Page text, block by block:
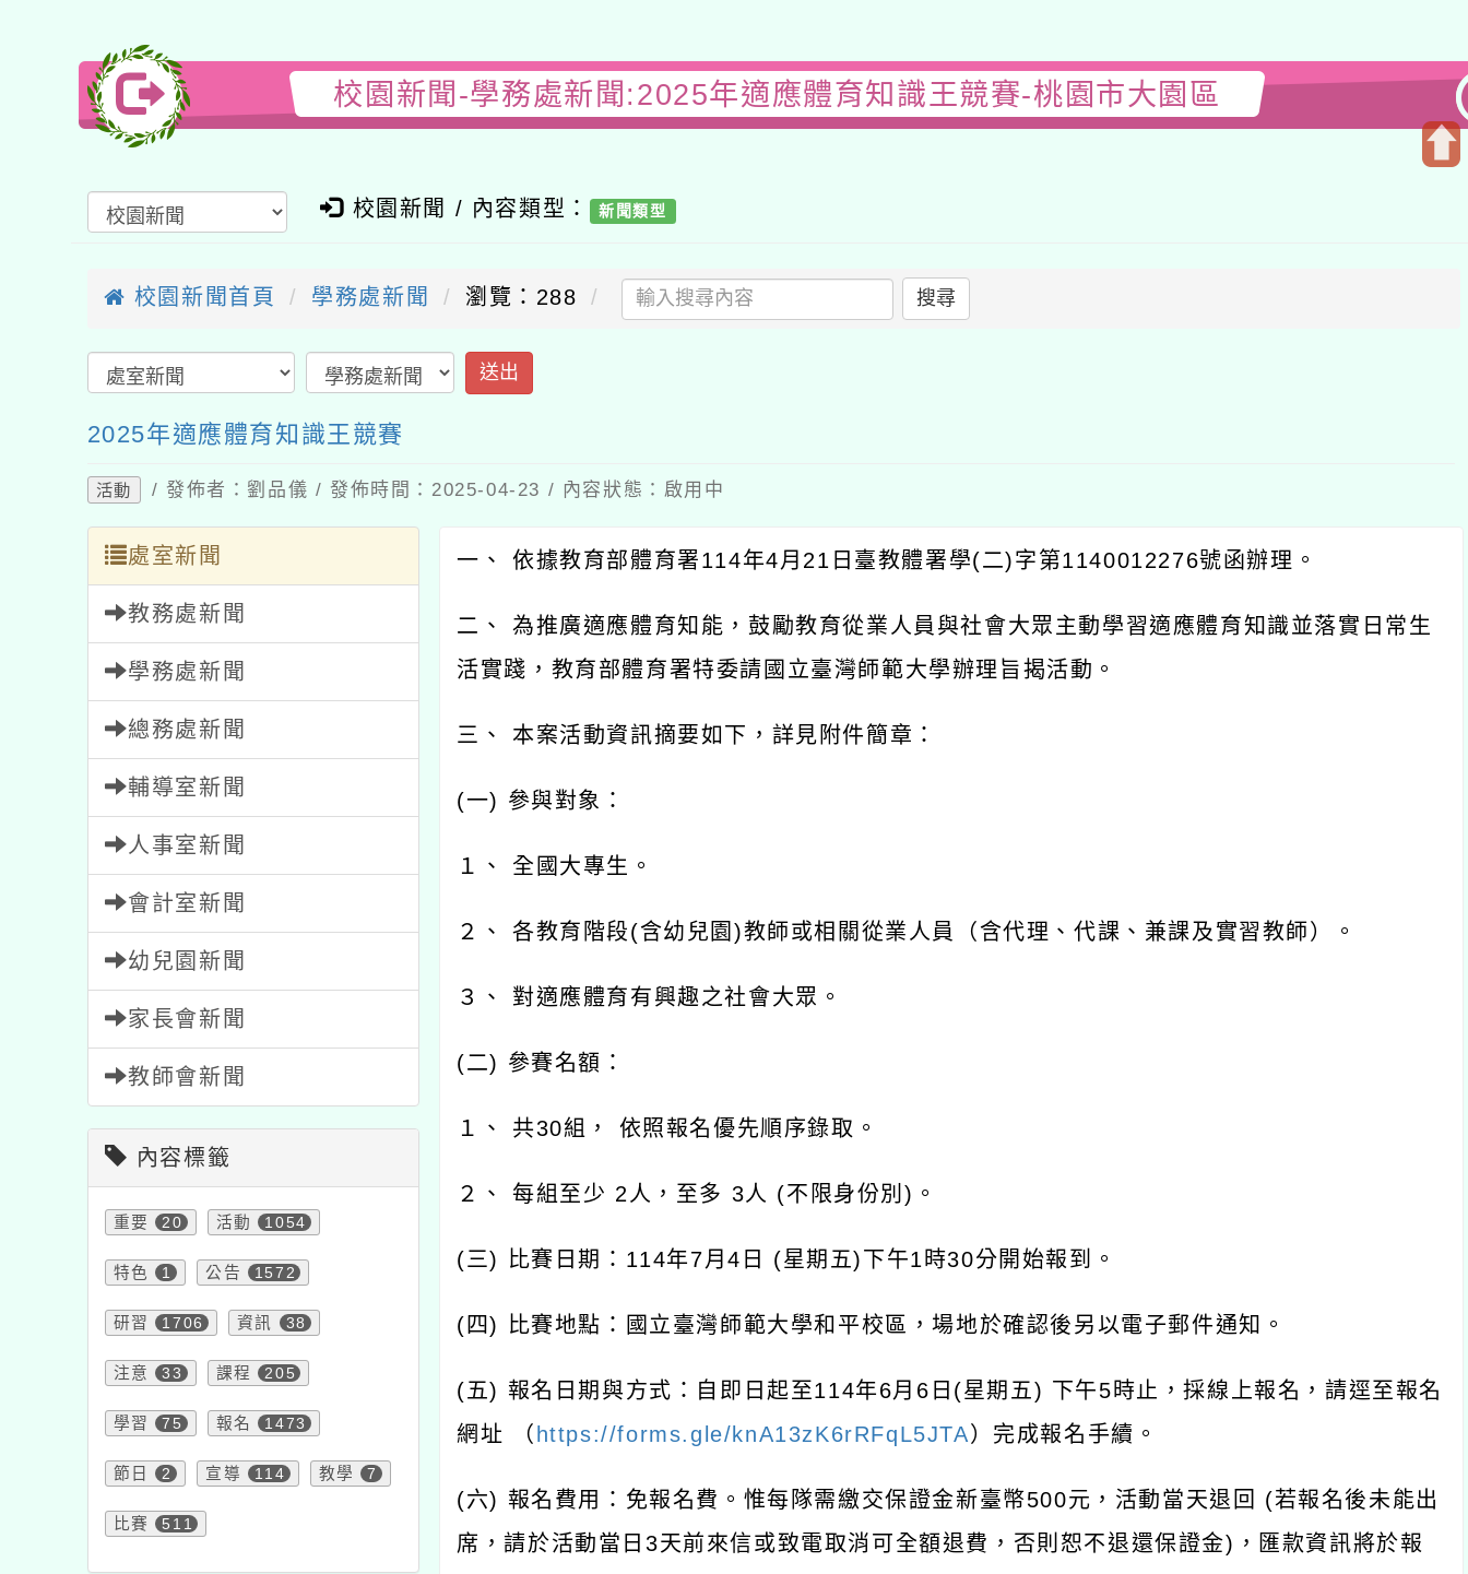
校園新聞-學務處新聞:2025年適應體育知識王競賽-桃園市大園區
校園新聞 / 內容類型： 新聞類型
校園新聞首頁 學務處新聞 瀏覽：288 搜尋
送出
2025年適應體育知識王競賽
活動 / 發佈者：劉品儀 / 發佈時間：2025-04-23 / 內容狀態：啟用中
處室新聞
教務處新聞
學務處新聞
總務處新聞
輔導室新聞
人事室新聞
會計室新聞
幼兒園新聞
家長會新聞
教師會新聞
內容標籤
重要 20 活動 1054
特色 1 公告 1572
研習 1706 資訊 38
注意 33 課程 205
學習 75 報名 1473
節日 2 宣導 114 教學 7
比賽 511
一、 依據教育部體育署114年4月21日臺教體署學(二)字第1140012276號函辦理。
二、 為推廣適應體育知能，鼓勵教育從業人員與社會大眾主動學習適應體育知識並落實日常生
活實踐，教育部體育署特委請國立臺灣師範大學辦理旨揭活動。
三、 本案活動資訊摘要如下，詳見附件簡章：
(一) 參與對象：
１、 全國大專生。
２、 各教育階段(含幼兒園)教師或相關從業人員（含代理、代課、兼課及實習教師）。
３、 對適應體育有興趣之社會大眾。
(二) 參賽名額：
１、 共30組， 依照報名優先順序錄取。
２、 每組至少 2人，至多 3人 (不限身份別)。
(三) 比賽日期：114年7月4日 (星期五)下午1時30分開始報到。
(四) 比賽地點：國立臺灣師範大學和平校區，場地於確認後另以電子郵件通知。
(五) 報名日期與方式：自即日起至114年6月6日(星期五) 下午5時止，採線上報名，請逕至報名
網址 （ https://forms.gle/knA13zK6rRFqL5JTA）完成報名手續。
(六) 報名費用：免報名費。惟每隊需繳交保證金新臺幣500元，活動當天退回 (若報名後未能出
席，請於活動當日3天前來信或致電取消可全額退費，否則恕不退還保證金)，匯款資訊將於報